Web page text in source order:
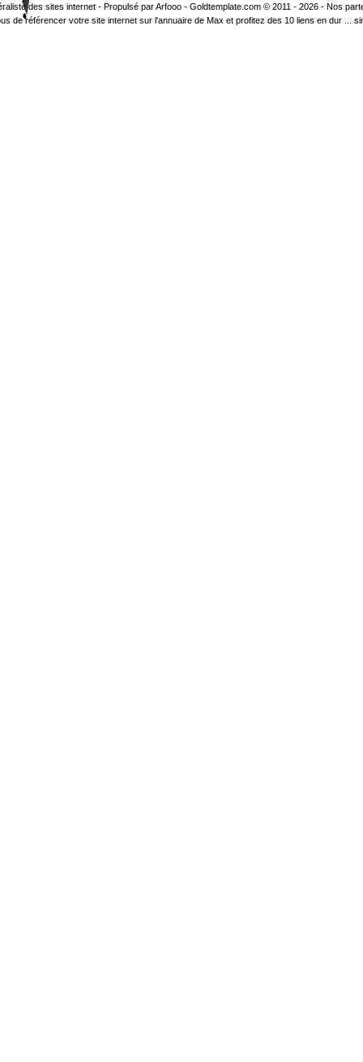
des sites internet - Propulsé par Arfooo - Goldtemplate.com© 2011 - 2026 - Nos
de référencer votre site internet sur l'annuaire de Max et profitez des 10 liens en dur ...